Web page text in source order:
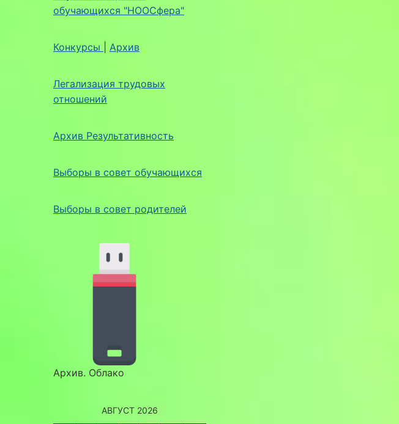
обучающихся "НООСфера"
Конкурсы Архив
Легализация трудовых
отношений
Архив Результативность
Выборы в совет обучающихся
Выборы в совет родителей
Архив. Облако
АВГУСТ 2026